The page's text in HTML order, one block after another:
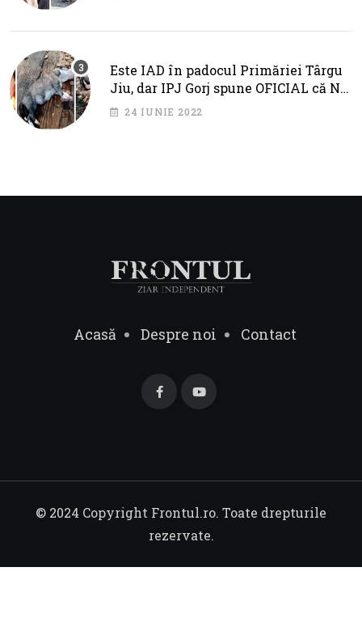
Este IAD în padocul Primăriei Târgu
Jiu, dar IPJ Gorj spune OFICIAL că NU
SUNT PROBLEME!
24 IUNIE 2022
Acasă Despre noi Contact
© 2024 Copyright Frontul.ro. Toate drepturile
rezervate.